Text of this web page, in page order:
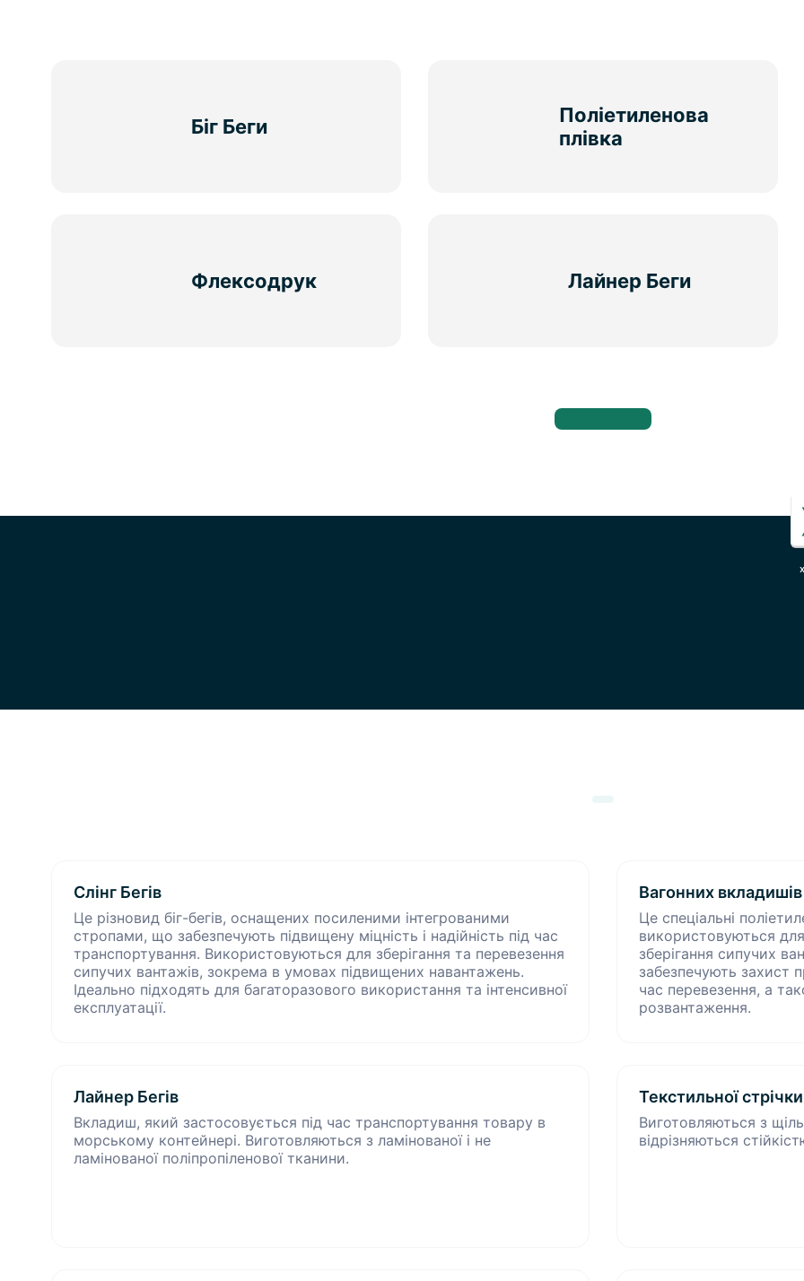
Біг Беги
Поліетиленова
плівка
Флексодрук Лайнер Беги
Слінг Бегів
Це різновид біг-бегів, оснащених посиленими інтегрованими
стропами, що забезпечують підвищену міцність і надійність під час
транспортування. Використовуються для зберігання та перевезення
сипучих вантажів, зокрема в умовах підвищених навантажень.
Ідеально підходять для багаторазового використання та інтенсивної
експлуатації.
Вагонних вкладишів
Це спеціальні
використовуються
зберігання сипучих
забезпечують захист
час перевезення, а
розвантаження.
Лайнер Бегів
Вкладиш, який застосовується під час транспортування товару в
морському контейнері. Виготовляються з ламінованої і не
ламінованої поліпропіленової тканини.
Текстильної стрічки
Виготовляються з
відрізняються